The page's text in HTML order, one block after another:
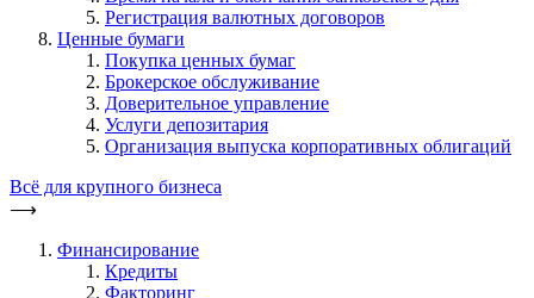
Регистрация валютных договоров
Ценные бумаги
Покупка ценных бумаг
Брокерское обслуживание
Доверительное управление
Услуги депозитария
Организация выпуска корпоративных облигаций
Всё для крупного бизнеса
⟶
Финансирование
Кредиты
Факторинг